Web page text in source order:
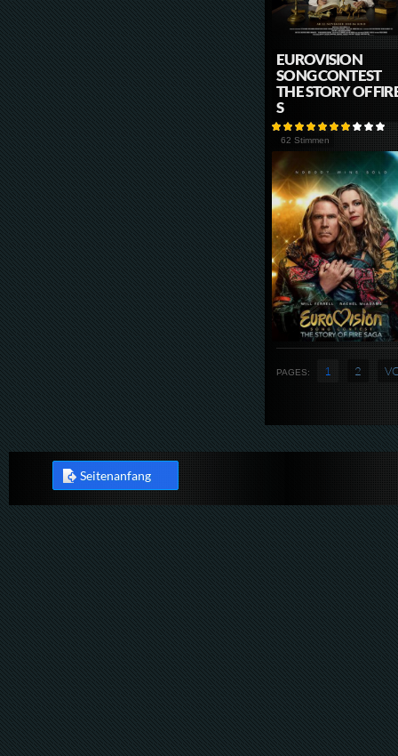
EUROVISION
SONG CONTEST
THE STORY OF
S
62 Stimmen
PAGES: 1 2
Seitenanfang